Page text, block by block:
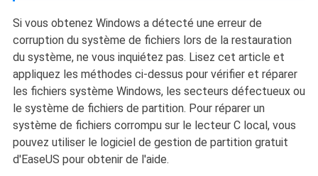
Si vous obtenez Windows a détecté une erreur de
corruption du système de fichiers lors de la restauration
du système, ne vous inquiétez pas. Lisez cet article et
appliquez les méthodes ci-dessus pour vérifier et réparer
les fichiers système Windows, les secteurs défectueux ou
le système de fichiers de partition. Pour réparer un
système de fichiers corrompu sur le lecteur C local, vous
pouvez utiliser le logiciel de gestion de partition gratuit
d'EaseUS pour obtenir de l'aide.